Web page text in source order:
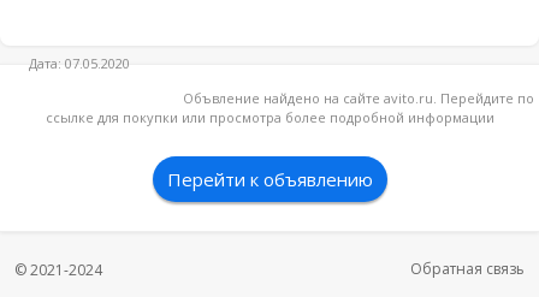
Дата: 07.05.2020
Объвление найдено на сайте avito.ru. Перейдите по
ссылке для покупки или просмотра более подробной информации
Перейти к объявлению
© 2021-2024 Обратная связь